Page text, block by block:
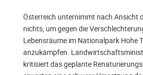
Österreich unternimmt nach Ansicht
nichts, um gegen die
Lebensräume im Nationalpark Hohe
anzukämpfen.
kritisiert das geplante